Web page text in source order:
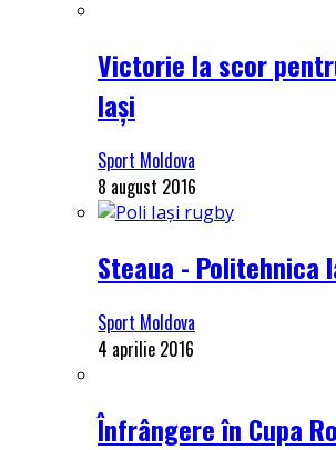
Victorie la scor
Iași
Sport Moldova
8 august 2016
Steaua - Politehnica
Sport Moldova
4 aprilie 2016
Înfrângere în Cupa